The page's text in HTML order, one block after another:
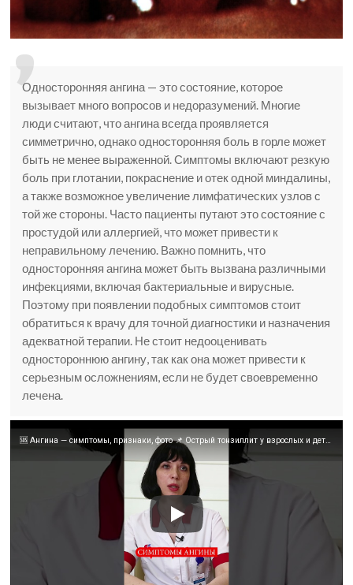
Односторонняя ангина — это состояние, которое
вызывает много вопросов и недоразумений. Многие
люди считают, что ангина всегда проявляется
симметрично, однако односторонняя боль в горле может
быть не менее выраженной. Симптомы включают резкую
боль при глотании, покраснение и отек одной миндалины,
а также возможное увеличение лимфатических узлов с
той же стороны. Часто пациенты путают это состояние с
простудой или аллергией, что может привести к
неправильному лечению. Важно помнить, что
односторонняя ангина может быть вызвана различными
инфекциями, включая бактериальные и вирусные.
Поэтому при появлении подобных симптомов стоит
обратиться к врачу для точной диагностики и назначения
адекватной терапии. Не стоит недооценивать
одностороннюю ангину, так как она может привести к
серьезным осложнениям, если не будет своевременно
лечена.
🆘 Ангина — симптомы, признаки, фото 📌 Острый тонзиллит у взрослых и детей